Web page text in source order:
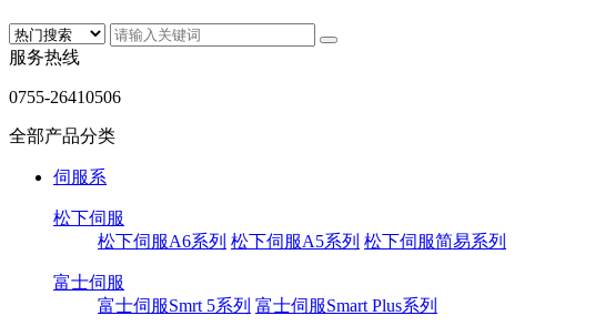
服务热线
0755-26410506
全部产品分类
伺服系
松下伺服
松下伺服A6系列 松下伺服A5系列 松下伺服简易系列
富士伺服
富士伺服Smrt 5系列 富士伺服Smart Plus系列